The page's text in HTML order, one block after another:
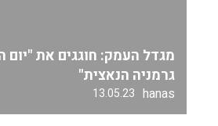
מגדל העמק: חוגגים את "יום
גרמניה הנאצית"
hanas
13.05.23